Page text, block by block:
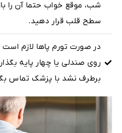
شب، موقع خواب حتما آن را باز
سطح قلب قرار دهید.
در صورت تورم پاها لازم است
روی صندلی یا چهار پایه
برطرف نشد با پزشک تماس